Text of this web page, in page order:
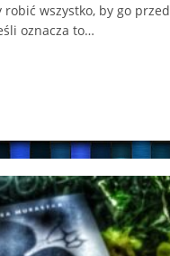
wszystko, by go przed
oznacza to…